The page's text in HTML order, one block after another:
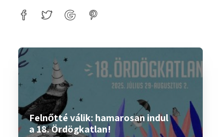
Felnőtté válik: hamarosan indul
a 18. Ördögkatlan!